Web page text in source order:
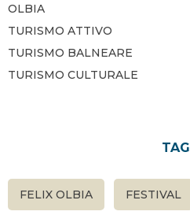
OLBIA
TURISMO ATTIVO
TURISMO BALNEARE
TURISMO CULTURALE
TAG
FELIX OLBIA FESTIVAL